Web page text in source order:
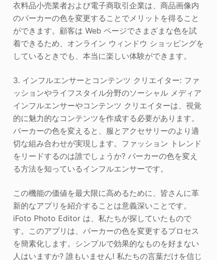
衣料品小売業者および電子商取引企業は、商品画像内
のパーカーの色を変更することでメリットを得ること
ができます。顧客は Web ページでさまざまな色を試
着できるため、オンライン ウィンドウ ショッピングを
しているときでも、本当に楽しい体験ができます。
3. インフルエンサーとコンテンツ クリエイター: ファ
ッションやライフスタイル分野のソーシャル メディア
インフルエンサーやコンテンツ クリエイターは、視覚
的に魅力的なコンテンツを作成する必要があります。
パーカーの色を変えると、服とアクセサリーのより適
切な組み合わせが実現します。ファッション トレンド
をリードするのは誰でしょうか? パーカーの色を変え
る方法を知っているインフルエンサーです。
この機能の価値を最大限に高めるために、皆さんに革
新的なアプリを紹介することは意義深いことです。
iFoto Photo Editor は、私たちが探していたもので
す。このアプリは、パーカーの色を変更するプロセス
を簡素化します。シンプルで効果的なものを好まない
人はいますか? 誰もいません! 私たちの言葉だけを信じ